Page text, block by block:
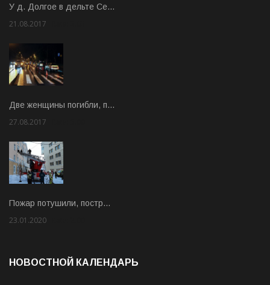
У д. Долгое в дельте Се…
21.08.2017
Две женщины погибли, п…
27.08.2017
Пожар потушили, постр…
23.01.2020
НОВОСТНОЙ КАЛЕНДАРЬ